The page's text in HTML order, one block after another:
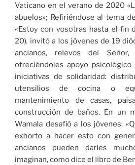
Vaticano en el verano de 2020
abuelos»; Refiriéndose al tema
«Estoy con vosotras hasta el fin
20), invitó a los jóvenes de 19
ancianos, relevos del
ofreciéndoles apoyo
iniciativas de solidaridad:
utensilios de cocina o
mantenimiento de casas,
construcción de baños. En un
Wamala desafió a los jóvenes:
exhorto a hacer esto con
ancianos pueden darles
imaginan, como dice el libro de